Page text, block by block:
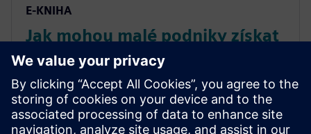
E-KNIHA
Jak mohou malé podniky získat
náskok před konkurencí díky
simulacím a testování
Stáhněte si bezplatně e-knihu od společnosti Tech-
Clarity a zjistěte, jak simulace a testování mohou